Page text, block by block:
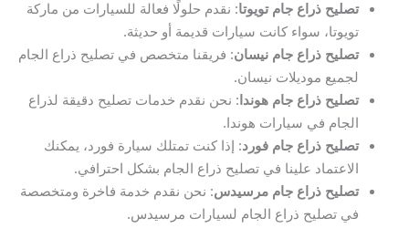
تصليح ذراع جام تويوتا: نقدم حلولًا فعالة للسيارات من ماركة
تويوتا، سواء كانت سيارات قديمة أو حديثة.
تصليح ذراع جام نيسان: فريقنا متخصص في تصليح ذراع الجام
لجميع موديلات نيسان.
تصليح ذراع جام هوندا: نحن نقدم خدمات تصليح دقيقة لذراع
الجام في سيارات هوندا.
تصليح ذراع جام فورد: إذا كنت تمتلك سيارة فورد، يمكنك
الاعتماد علينا في تصليح ذراع الجام بشكل احترافي.
تصليح ذراع جام مرسيدس: نحن نقدم خدمة فاخرة ومتخصصة
في تصليح ذراع الجام لسيارات مرسيدس.